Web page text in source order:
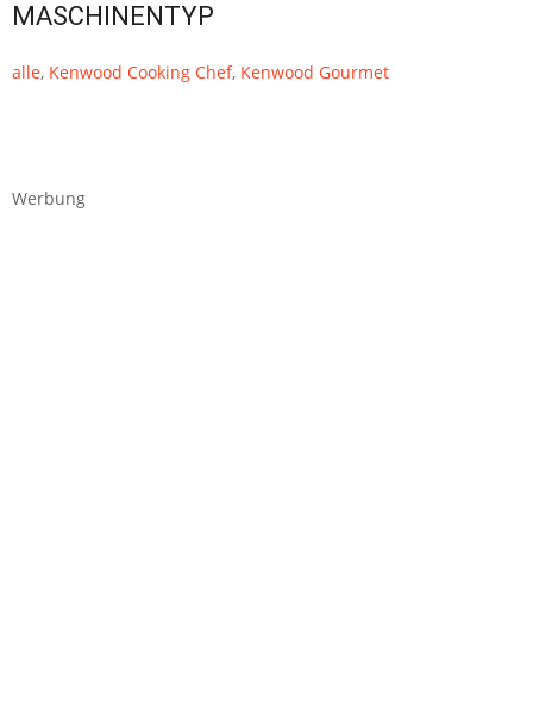
MASCHINENTYP
alle, Kenwood Cooking Chef, Kenwood Gourmet
Werbung